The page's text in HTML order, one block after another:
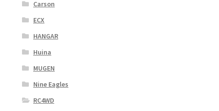
Carson
ECX
HANGAR
Huina
MUGEN
Nine Eagles
RC4WD